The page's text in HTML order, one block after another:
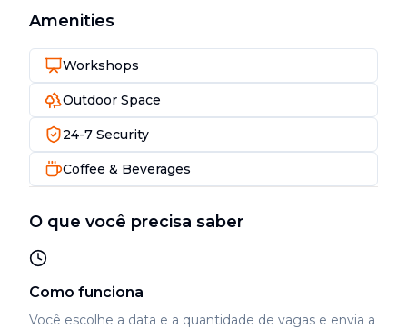
Amenities
Workshops
Outdoor Space
24-7 Security
Coffee & Beverages
O que você precisa saber
Como funciona
Você escolhe a data e a quantidade de vagas e envia a